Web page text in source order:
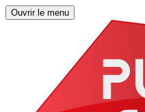
Ouvrir le menu